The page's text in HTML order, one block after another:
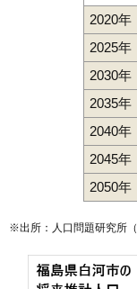
2020年
2025年
2030年
2035年
2040年
2045年
2050年
※出所：人口問題研究所（